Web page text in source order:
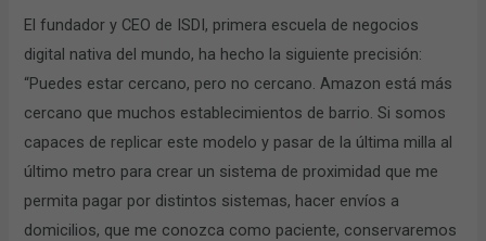
El fundador y CEO de ISDI, primera escuela de negocios
digital nativa del mundo, ha hecho la siguiente precisión:
“Puedes estar cercano, pero no cercano. Amazon está más
cercano que muchos establecimientos de barrio. Si somos
capaces de replicar este modelo y pasar de la última milla al
último metro para crear un sistema de proximidad que me
permita pagar por distintos sistemas, hacer envíos a
domicilios, que me conozca como paciente, conservaremos